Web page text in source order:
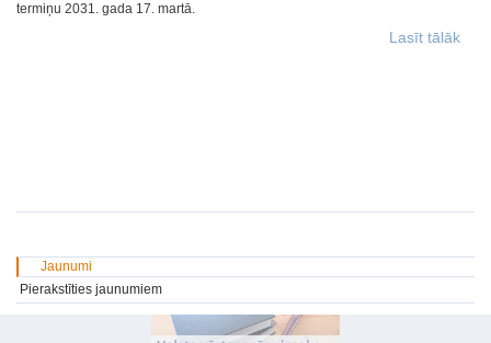
termiņu 2031. gada 17. martā.
Lasīt tālāk
Jaunumi
Pierakstīties jaunumiem